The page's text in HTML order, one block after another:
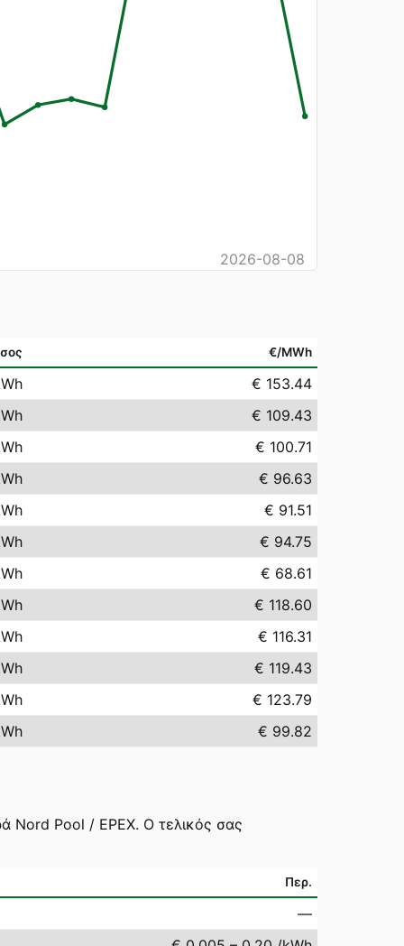
2026-08-08
€/MWh
€ 153.44
€ 109.43
€ 100.71
€ 96.63
€ 91.51
€ 94.75
€ 68.61
€ 118.60
€ 116.31
€ 119.43
€ 123.79
€ 99.82
Nord Pool / EPEX. Ο τελικός σας
Περ.
—